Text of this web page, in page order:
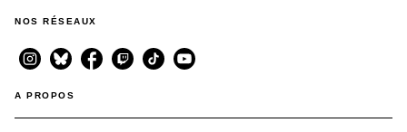
NOS RÉSEAUX
A PROPOS